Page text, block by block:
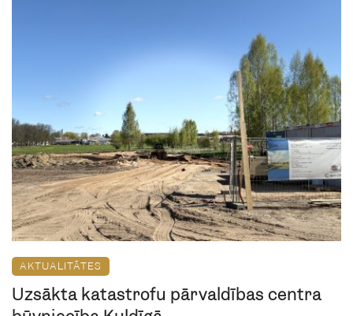
AKTUALITĀTES
Uzsākta katastrofu pārvaldības centra